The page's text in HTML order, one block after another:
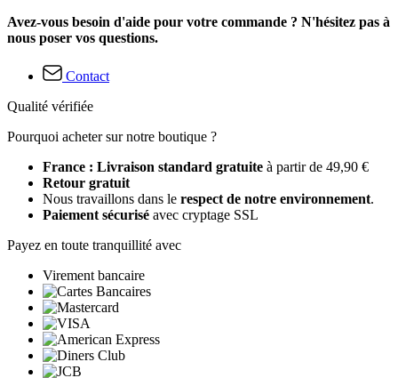
Avez-vous besoin d'aide pour votre commande ? N'hésitez pas à
nous poser vos questions.
Contact
Qualité vérifiée
Pourquoi acheter sur notre boutique ?
France : Livraison standard gratuite à partir de 49,90 €
Retour gratuit
Nous travaillons dans le respect de notre environnement.
Paiement sécurisé avec cryptage SSL
Payez en toute tranquillité avec
Virement bancaire